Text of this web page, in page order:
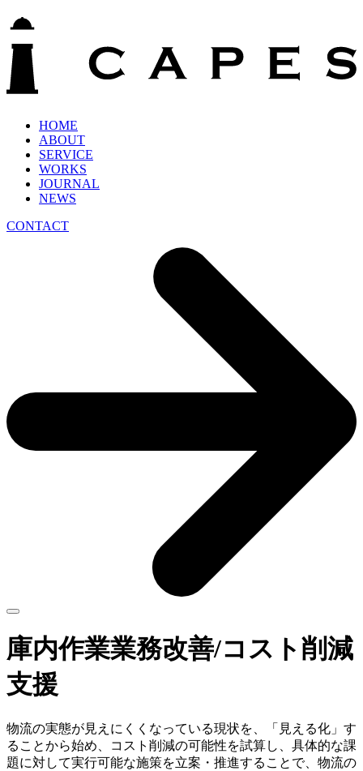
HOME
ABOUT
SERVICE
WORKS
JOURNAL
NEWS
CONTACT
庫内作業業務改善/コスト削減
支援
物流の実態が見えにくくなっている現状を、「見える化」す
ることから始め、コスト削減の可能性を試算し、具体的な課
題に対して実行可能な施策を立案・推進することで、物流の